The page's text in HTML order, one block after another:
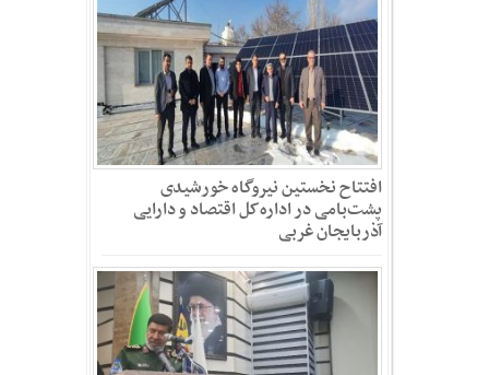
افتتاح نخستین نیروگاه خورشیدی
پشت‌بامی در اداره‌کل اقتصاد و دارایی
آذربایجان غربی